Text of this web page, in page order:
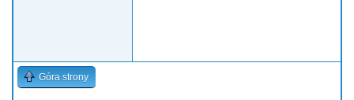
Góra strony